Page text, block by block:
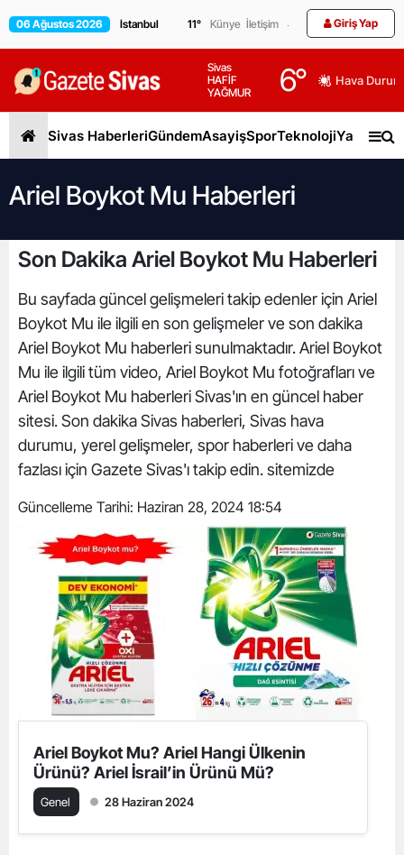
06 Ağustos 2026 11° Künye İletişim Giriş Yap
Sivas
HAFİF
YAĞMUR
6° Hava
Sivas HaberleriGündemAsayişSporTeknolojiYaşam
Ariel Boykot Mu Haberleri
Son Dakika Ariel Boykot Mu Haberleri
Bu sayfada güncel gelişmeleri takip edenler için Ariel
Boykot Mu ile ilgili en son gelişmeler ve son dakika
Ariel Boykot Mu haberleri sunulmaktadır. Ariel Boykot
Mu ile ilgili tüm video, Ariel Boykot Mu fotoğrafları ve
Ariel Boykot Mu haberleri Sivas'ın en güncel haber
sitesi. Son dakika Sivas haberleri, Sivas hava
durumu, yerel gelişmeler, spor haberleri ve daha
fazlası için Gazete Sivas'ı takip edin. sitemizde
Güncelleme Tarihi: Haziran 28, 2024 18:54
Ariel Boykot Mu? Ariel Hangi Ülkenin
Ürünü? Ariel İsrail’in Ürünü Mü?
Genel 28 Haziran 2024